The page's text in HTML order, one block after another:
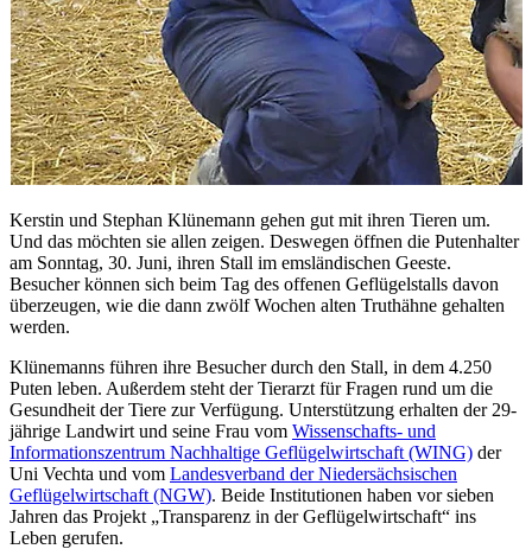
Kerstin und Stephan Klünemann gehen gut mit ihren Tieren um.
Und das möchten sie allen zeigen. Deswegen öffnen die Putenhalter
am Sonntag, 30. Juni, ihren Stall im emsländischen Geeste.
Besucher können sich beim Tag des offenen Geflügelstalls davon
überzeugen, wie die dann zwölf Wochen alten Truthähne gehalten
werden.
Klünemanns führen ihre Besucher durch den Stall, in dem 4.250
Puten leben. Außerdem steht der Tierarzt für Fragen rund um die
Gesundheit der Tiere zur Verfügung. Unterstützung erhalten der 29-
jährige Landwirt und seine Frau vom Wissenschafts- und
Informationszentrum Nachhaltige Geflügelwirtschaft (WING) der
Uni Vechta und vom Landesverband der Niedersächsischen
Geflügelwirtschaft (NGW). Beide Institutionen haben vor sieben
Jahren das Projekt „Transparenz in der Geflügelwirtschaft“ ins
Leben gerufen.